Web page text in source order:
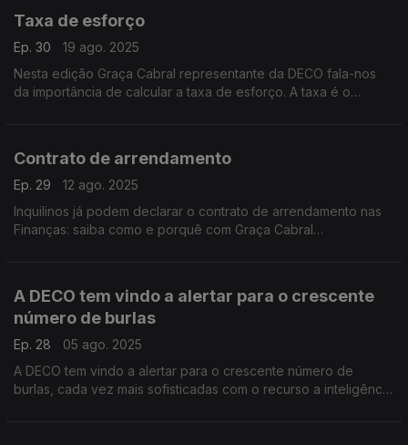
Taxa de esforço
Ep. 30
19 ago. 2025
Nesta edição Graça Cabral representante da DECO fala-nos
da importância de calcular a taxa de esforço. A taxa é o
Contrato de arrendamento
Ep. 29
12 ago. 2025
Inquilinos já podem declarar o contrato de arrendamento nas
Finanças: saiba como e porquê com Graça Cabral
A DECO tem vindo a alertar para o crescente
número de burlas
Ep. 28
05 ago. 2025
A DECO tem vindo a alertar para o crescente número de
burlas, cada vez mais sofisticadas com o recurso a inteligência